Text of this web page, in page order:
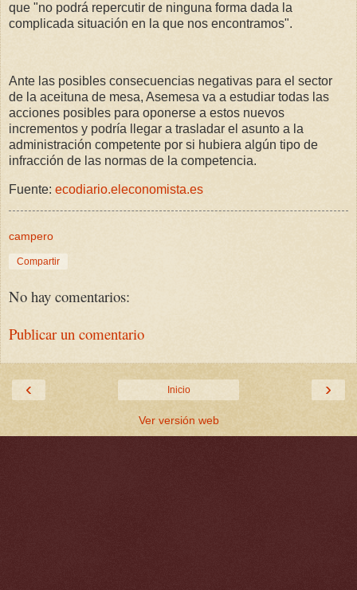
que "no podrá repercutir de ninguna forma dada la
complicada situación en la que nos encontramos".
Ante las posibles consecuencias negativas para el sector
de la aceituna de mesa, Asemesa va a estudiar todas las
acciones posibles para oponerse a estos nuevos
incrementos y podría llegar a trasladar el asunto a la
administración competente por si hubiera algún tipo de
infracción de las normas de la competencia.
Fuente: ecodiario.eleconomista.es
campero
Compartir
No hay comentarios:
Publicar un comentario
‹ ›
Inicio
Ver versión web